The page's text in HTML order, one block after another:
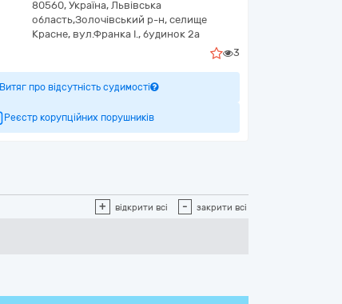
80560, Україна, Львівська
область,Золочівський р-н, селище
Красне, вул.Франка І., будинок 2а
3
Витяг про відсутність судимості
Реєстр корупційних порушників
+ відкрити всі - закрити всі